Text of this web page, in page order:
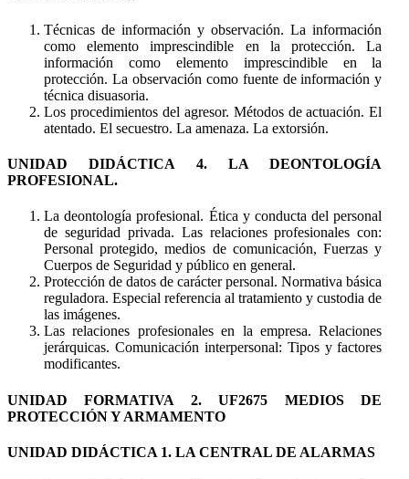
Técnicas de información y observación. La información
como elemento imprescindible en la protección. La
información como elemento imprescindible en la
protección. La observación como fuente de información y
técnica disuasoria.
Los procedimientos del agresor. Métodos de actuación. El
atentado. El secuestro. La amenaza. La extorsión.
UNIDAD DIDÁCTICA 4. LA DEONTOLOGÍA
PROFESIONAL.
La deontología profesional. Ética y conducta del personal
de seguridad privada. Las relaciones profesionales con:
Personal protegido, medios de comunicación, Fuerzas y
Cuerpos de Seguridad y público en general.
Protección de datos de carácter personal. Normativa básica
reguladora. Especial referencia al tratamiento y custodia de
las imágenes.
Las relaciones profesionales en la empresa. Relaciones
jerárquicas. Comunicación interpersonal: Tipos y factores
modificantes.
UNIDAD FORMATIVA 2. UF2675 MEDIOS DE
PROTECCIÓN Y ARMAMENTO
UNIDAD DIDÁCTICA 1. LA CENTRAL DE ALARMAS